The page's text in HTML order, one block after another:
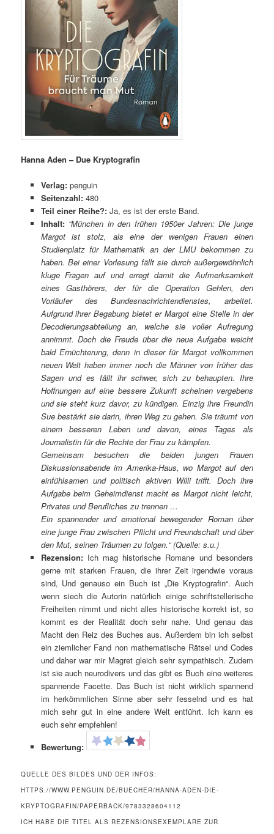
Hanna Aden – Due Kryptografin
Verlag:penguin
Seitenzahl: 480
Teil einer Reihe?: Ja, es ist der erste Band.
Inhalt: “München in den frühen 1950er Jahren: Die junge
Margot ist stolz, als eine der wenigen Frauen einen
Studienplatz für Mathematik an der LMU bekommen zu
haben. Bei einer Vorlesung fällt sie durch außergewöhnlich
kluge Fragen auf und erregt damit die Aufmerksamkeit
eines Gasthörers, der für die Operation Gehlen, den
Vorläufer des Bundesnachrichtendienstes, arbeitet.
Aufgrund ihrer Begabung bietet er Margot eine Stelle in der
Decodierungsabteilung an, welche sie voller Aufregung
annimmt. Doch die Freude über die neue Aufgabe weicht
bald Ernüchterung, denn in dieser für Margot vollkommen
neuen Welt haben immer noch die Männer von früher das
Sagen und es fällt ihr schwer, sich zu behaupten. Ihre
Hoffnungen auf eine bessere Zukunft scheinen vergebens
und sie steht kurz davor, zu kündigen. Einzig ihre Freundin
Sue bestärkt sie darin, ihren Weg zu gehen. Sie träumt von
einem besseren Leben und davon, eines Tages als
Journalistin für die Rechte der Frau zu kämpfen.
Gemeinsam besuchen die beiden jungen Frauen
Diskussionsabende im Amerika-Haus, wo Margot auf den
einfühlsamen und politisch aktiven Willi trifft. Doch ihre
Aufgabe beim Geheimdienst macht es Margot nicht leicht,
Privates und Berufliches zu trennen …
Ein spannender und emotional bewegender Roman über
eine junge Frau zwischen Pflicht und Freundschaft und über
den Mut, seinen Träumen zu folgen.“ (Quelle: s.u.)
Rezension: Ich mag historische Romane und besonders
gerne mit starken Frauen, die ihrer Zeit irgendwie voraus
sind, Und genauso ein Buch ist „Die Kryptografin“. Auch
wenn siech die Autorin natürlich einige schriftstellerische
Freiheiten nimmt und nicht alles historische korrekt ist, so
kommt es der Realität doch sehr nahe. Und genau das
Macht den Reiz des Buches aus. Außerdem bin ich selbst
ein ziemlicher Fand non mathematische Rätsel und Codes
und daher war mir Magret gleich sehr sympathisch. Zudem
ist sie auch neurodivers und das gibt es Buch eine weiteres
spannende Facette. Das Buch ist nicht wirklich spannend
im herkömmlichen Sinne aber sehr fesselnd und es hat
mich sehr gut in eine andere Welt entführt. Ich kann es
euch sehr empfehlen!
Bewertung:
QUELLE DES BILDES UND DER INFOS:
HTTPS://WWW.PENGUIN.DE/BUECHER/HANNA-ADEN-DIE-
KRYPTOGRAFIN/PAPERBACK/9783328604112
ICH HABE DIE TITEL ALS REZENSIONSEXEMPLARE ZUR